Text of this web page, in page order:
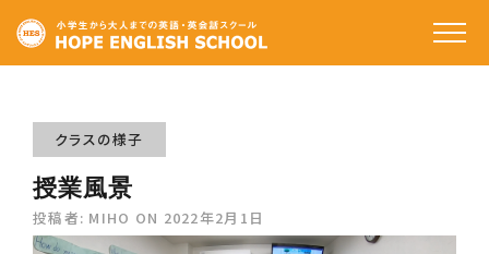
受講生の声
クラスの様子
授業風景
投稿者: MIHO ON 2022年2月1日